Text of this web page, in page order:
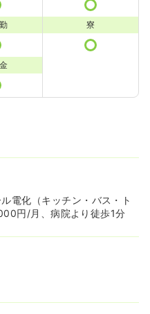
寮
電化（キッチン・バス・ト
円/月、病院より徒歩1分